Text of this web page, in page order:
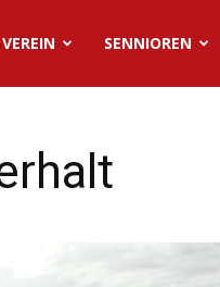
VEREIN SENNIOREN